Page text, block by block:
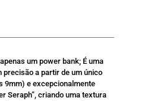
um power bank; É uma
a partir de um único
9mm) e excepcionalmente
Seraph”, criando uma textura